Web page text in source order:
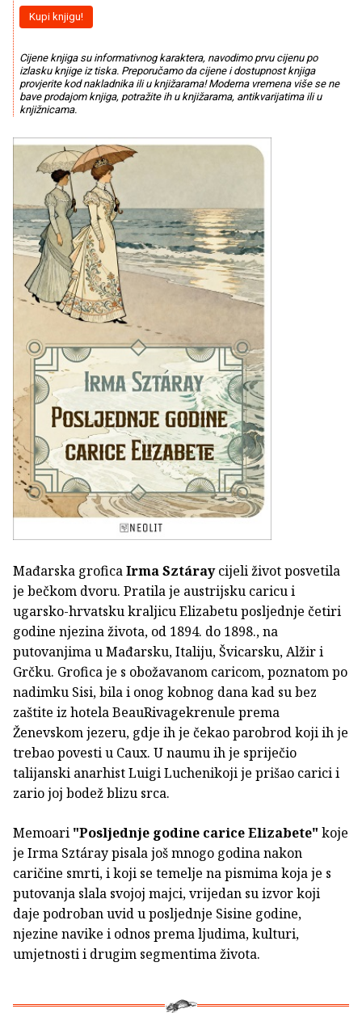
Kupi knjigu!
Cijene knjiga su informativnog karaktera, navodimo prvu cijenu po
izlasku knjige iz tiska. Preporučamo da cijene i dostupnost knjiga
provjerite kod nakladnika ili u knjižarama! Moderna vremena više se ne
bave prodajom knjiga, potražite ih u knjižarama, antikvarijatima ili u
knjižnicama.
Mađarska groficaIrma Sztáraycijeli život posvetila
je bečkom dvoru. Pratila je austrijsku caricu i
ugarsko-hrvatsku kraljicu Elizabetu posljednje četiri
godine njezina života, od 1894. do 1898., na
putovanjima u Mađarsku, Italiju, Švicarsku, Alžir i
Grčku. Grofica je s obožavanom caricom, poznatom po
nadimku Sisi, bila i onog kobnog dana kad su bez
zaštite iz hotela BeauRivagekrenule prema
Ženevskom jezeru, gdje ih je čekao parobrod koji ih je
trebao povesti u Caux. U naumu ih je spriječio
talijanski anarhist Luigi Luchenikoji je prišao carici i
zario joj bodež blizu srca.
Memoari "Posljednje godine carice Elizabete" koje
je Irma Sztáray pisala još mnogo godina nakon
caričine smrti, i koji se temelje na pismima koja je s
putovanja slala svojoj majci, vrijedan su izvor koji
daje podroban uvid u posljednje Sisine godine,
njezine navike i odnos prema ljudima, kulturi,
umjetnosti i drugim segmentima života.